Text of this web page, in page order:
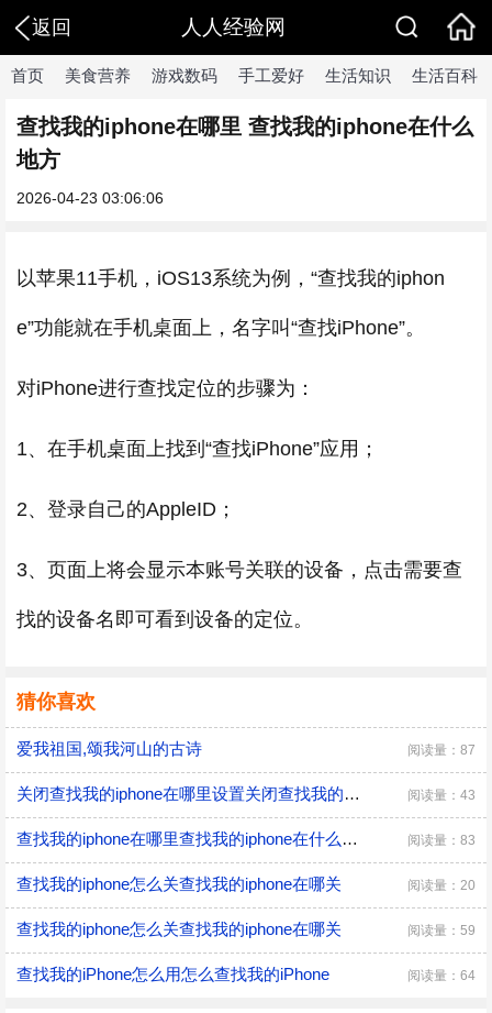
返回 人人经验网
首页 美食营养 游戏数码 手工爱好 生活知识 生活百科
查找我的iphone在哪里 查找我的iphone在什么
地方
2026-04-23 03:06:06
以苹果11手机，iOS13系统为例，“查找我的iphon
e”功能就在手机桌面上，名字叫“查找iPhone”。
对iPhone进行查找定位的步骤为：
1、在手机桌面上找到“查找iPhone”应用；
2、登录自己的AppleID；
3、页面上将会显示本账号关联的设备，点击需要查
找的设备名即可看到设备的定位。
猜你喜欢
爱我祖国,颂我河山的古诗 阅读量：87
关闭查找我的iphone在哪里设置关闭查找我的iphone在什么地方设置 阅读量：43
查找我的iphone在哪里查找我的iphone在什么地方 阅读量：83
查找我的iphone怎么关查找我的iphone在哪关 阅读量：20
查找我的iphone怎么关查找我的iphone在哪关 阅读量：59
查找我的iPhone怎么用怎么查找我的iPhone 阅读量：64